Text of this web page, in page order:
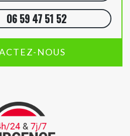
06 59 47 51 52
NOUS